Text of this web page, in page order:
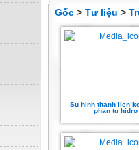
Gốc > Tư liệu >
Su hinh thanh lien
phan tu hidro